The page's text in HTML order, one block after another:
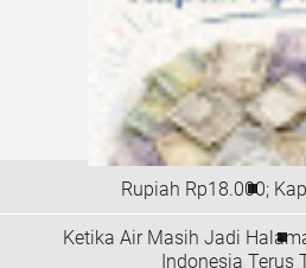
Rupiah Rp18.000;
Ketika Air Masih Jadi
Indonesia Terus